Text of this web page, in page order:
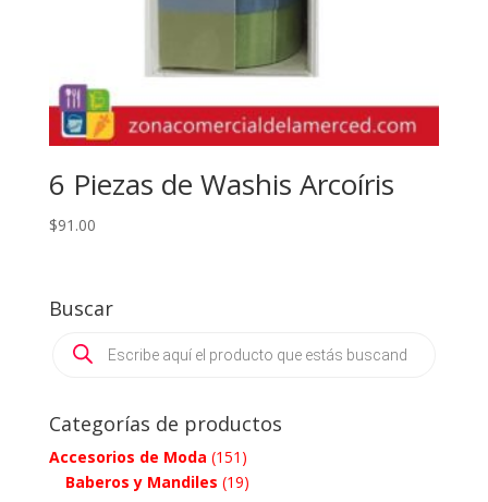
6 Piezas de Washis Arcoíris
$91.00
Buscar
search
Categorías de productos
Accesorios de Moda (151)
Baberos y Mandiles (19)